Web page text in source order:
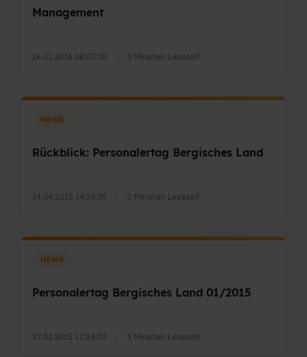
Management
16.01.2018 08:07:00 3 Minuten Lesezeit
NEWS
Rückblick: Personalertag Bergisches Land
14.04.2015 14:58:39 2 Minuten Lesezeit
NEWS
Personalertag Bergisches Land 01/2015
27.03.2015 12:24:07 4 Minuten Lesezeit